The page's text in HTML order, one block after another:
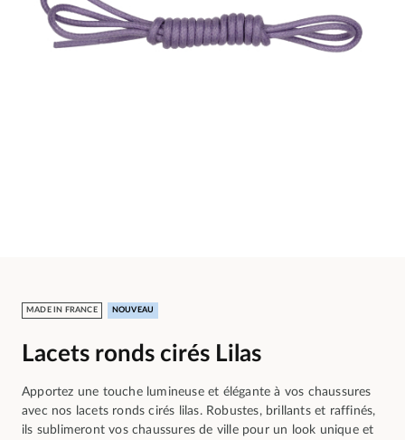
MADE IN FRANCE NOUVEAU
Lacets ronds cirés Lilas
Apportez une touche lumineuse et élégante à vos chaussures
avec nos lacets ronds cirés lilas. Robustes, brillants et raffinés,
ils sublimeront vos chaussures de ville pour un look unique et